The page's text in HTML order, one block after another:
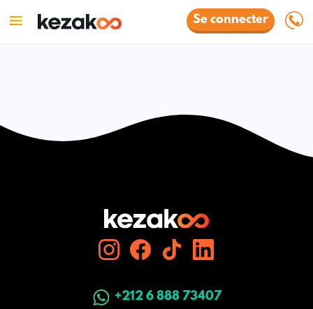
Se connecter
+212 6 888 73407